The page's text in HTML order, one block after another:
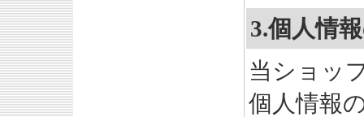
3.個人情
当ショッ
個人情報